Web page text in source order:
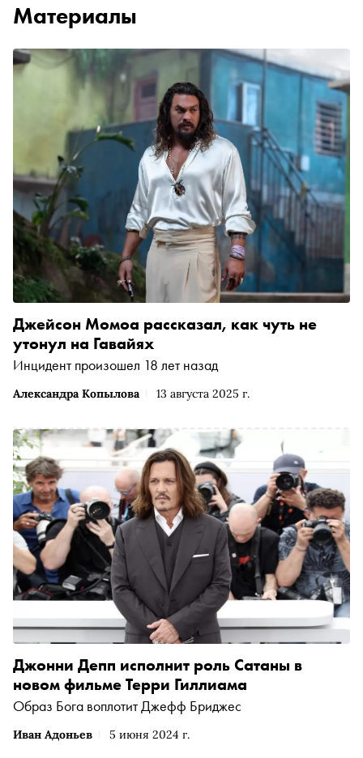
Материалы
Александра Копылова 13 августа 2025 г.
Джейсон Момоа рассказал, как чуть не
утонул на Гавайях
Инцидент произошел 18 лет назад
Иван Адоньев 5 июня 2024 г.
Джонни Депп исполнит роль Сатаны в
новом фильме Терри Гиллиама
Образ Бога воплотит Джефф Бриджес